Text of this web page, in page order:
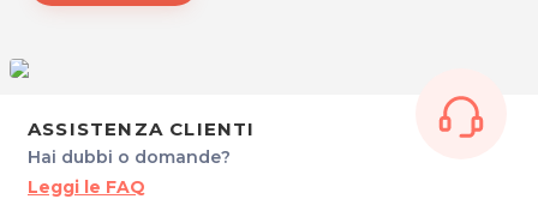
ASSISTENZA CLIENTI
Hai dubbi o domande?
Leggi le FAQ